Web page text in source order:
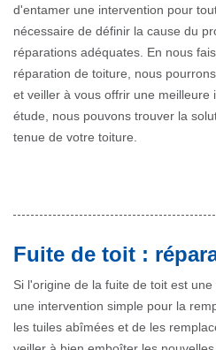
d'entamer une intervention pour
nécessaire de définir la cause du
réparations adéquates. En nous
réparation de toiture, nous
et veiller à vous offrir une meilleure
étude, nous pouvons trouver la
tenue de votre toiture.
Fuite de toit :
Si l'origine de la fuite de toit est
une intervention simple pour la
les tuiles abîmées et de les